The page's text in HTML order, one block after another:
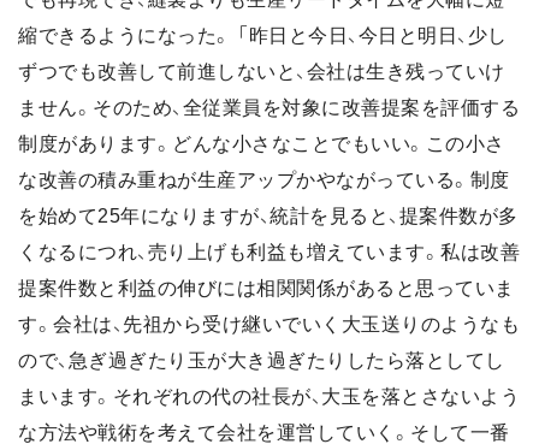
縮できるようになった。 「昨日と今日、今日と明日、少し
ずつでも改善して前進しないと、会社は生き残っていけ
ません。そのため、全従業員を対象に改善提案を評価する
制度があります。どんな小さなことでもいい。この小さ
な改善の積み重ねが生産アップかやながっている。制度
を始めて25年になりますが、統計を見ると、提案件数が多
くなるにつれ、売り上げも利益も増えています。私は改善
提案件数と利益の伸びには相関関係があると思っていま
す。会社は、先祖から受け継いでいく大玉送りのようなも
ので、急ぎ過ぎたり玉が大き過ぎたりしたら落としてし
まいます。それぞれの代の社長が、大玉を落とさないよう
な方法や戦術を考えて会社を運営していく。そして一番